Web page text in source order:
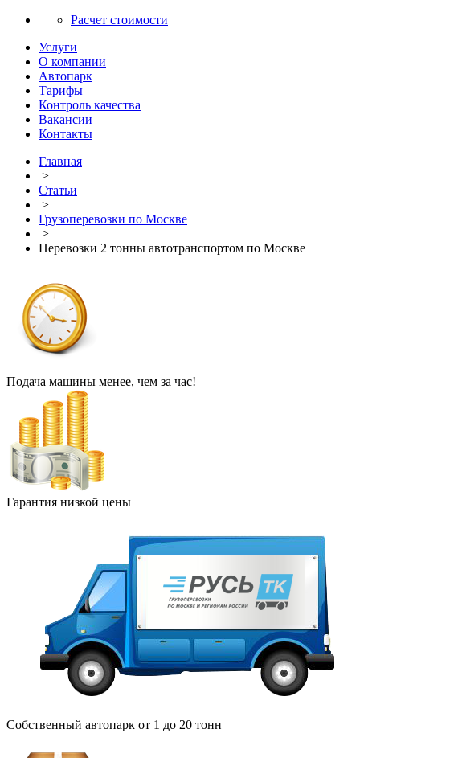
Расчет стоимости
Услуги
О компании
Автопарк
Тарифы
Контроль качества
Вакансии
Контакты
Главная
>
Статьи
>
Грузоперевозки по Москве
>
Перевозки 2 тонны автотранспортом по Москве
Подача машины менее, чем за час!
Гарантия низкой цены
Собственный автопарк от 1 до 20 тонн